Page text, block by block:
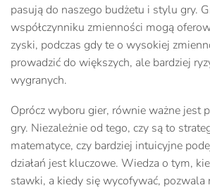
pasują do naszego budżetu i stylu gry.
współczynniku zmienności mogą
zyski, podczas gdy te o wysokiej
prowadzić do większych, ale bardziej
wygranych.
Oprócz wyboru gier, równie ważne jest
gry. Niezależnie od tego, czy są to
matematyce, czy bardziej intuicyjne
działań jest kluczowe. Wiedza o tym,
stawki, a kiedy się wycofywać,